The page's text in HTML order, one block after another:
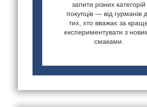
запити різних категорій
покупців — від гурманів
тих, хто вважає за
експериментувати з
смаками.